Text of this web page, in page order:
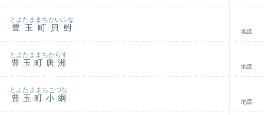
豊玉町貝鮒
とよたままちかいふな
地図
豊玉町唐洲
とよたままちからす
地図
豊玉町小綱
とよたままちこづな
地図